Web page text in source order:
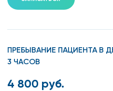
ПРЕБЫВАНИЕ ПАЦИЕНТА В
3 ЧАСОВ
4 800 руб.